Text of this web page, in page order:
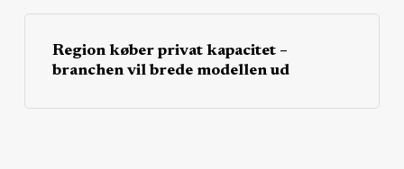
Region køber privat kapacitet –
branchen vil brede modellen ud